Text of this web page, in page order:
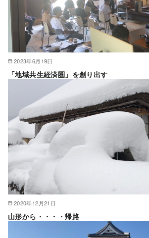
2023年6月19日
「地域共生経済圏」を創り出す
2020年12月21日
山形から・・・・帰路